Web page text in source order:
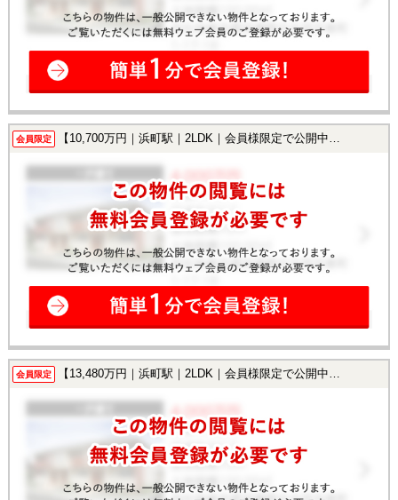
会員限定 【10,700万円｜浜町駅｜2LDK｜会員様限定で公開中！】
会員限定 【13,480万円｜浜町駅｜2LDK｜会員様限定で公開中！】